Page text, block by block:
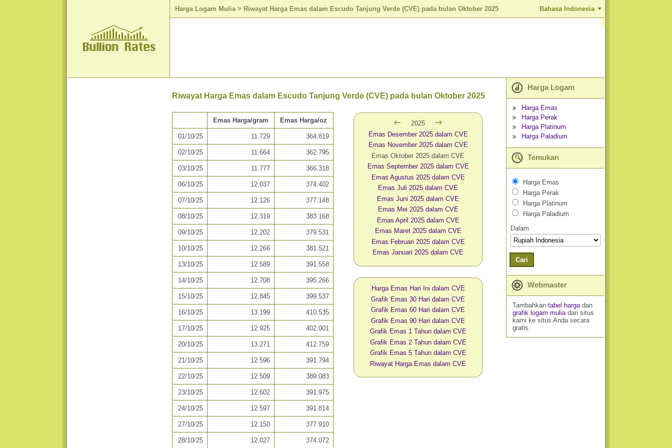
Harga Logam Mulia > Riwayat Harga Emas dalam Escudo Tanjung Verde (CVE) pada bulan Oktober 2025 Bahasa Indonesia
Riwayat Harga Emas dalam Escudo Tanjung Verde (CVE) pada bulan Oktober 2025
Emas Harga/gram Emas Harga/oz
01/10/25 11.729 364.819
02/10/25 11.664 362.795
03/10/25 11.777 366.318
06/10/25 12.037 374.402
07/10/25 12.126 377.148
08/10/25 12.319 383.168
09/10/25 12.202 379.531
10/10/25 12.266 381.521
13/10/25 12.589 391.558
14/10/25 12.708 395.266
15/10/25 12.845 399.537
16/10/25 13.199 410.535
17/10/25 12.925 402.001
20/10/25 13.271 412.759
21/10/25 12.596 391.794
22/10/25 12.509 389.083
23/10/25 12.602 391.975
24/10/25 12.597 391.814
27/10/25 12.150 377.910
28/10/25 12.027 374.072
2025
Emas Desember 2025 dalam CVE
Emas November 2025 dalam CVE
Emas Oktober 2025 dalam CVE
Emas September 2025 dalam CVE
Emas Agustus 2025 dalam CVE
Emas Juli 2025 dalam CVE
Emas Juni 2025 dalam CVE
Emas Mei 2025 dalam CVE
Emas April 2025 dalam CVE
Emas Maret 2025 dalam CVE
Emas Februari 2025 dalam CVE
Emas Januari 2025 dalam CVE
Harga Emas Hari Ini dalam CVE
Grafik Emas 30 Hari dalam CVE
Grafik Emas 60 Hari dalam CVE
Grafik Emas 90 Hari dalam CVE
Grafik Emas 1 Tahun dalam CVE
Grafik Emas 2 Tahun dalam CVE
Grafik Emas 5 Tahun dalam CVE
Riwayat Harga Emas dalam CVE
Harga Logam
Harga Emas
Harga Perak
Harga Platinum
Harga Paladium
Temukan
Harga Emas
Harga Perak
Harga Platinum
Harga Paladium
Dalam
Cari
Webmaster
Tambahkan tabel hargadan
grafik logam muliadari situs
kami ke situs Anda secara
gratis.